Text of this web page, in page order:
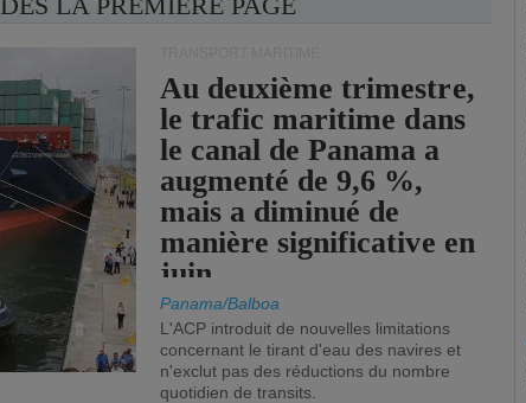
Au deuxième trimestre,
le trafic maritime dans
le canal de Panama a
augmenté de 9,6 %,
mais a diminué de
manière significative en
juin.
Panama/Balboa
L'ACP introduit de nouvelles limitations
concernant le tirant d'eau des navires et
n'exclut pas des réductions du nombre
quotidien de transits.